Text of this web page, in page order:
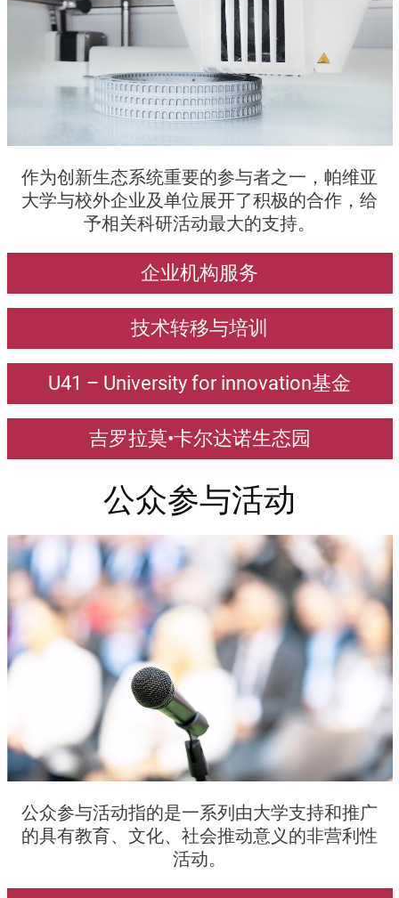
Testo
作为创新生态系统重要的参与者之一，帕维亚
大学与校外企业及单位展开了积极的合作，给
予相关科研活动最大的支持。
企业机构服务
技术转移与培训
U41 – University for innovation基金
吉罗拉莫•卡尔达诺生态园
公众参与活动
Testo
公众参与活动指的是一系列由大学支持和推广
的具有教育、文化、社会推动意义的非营利性
活动。
Immagine
Immagine